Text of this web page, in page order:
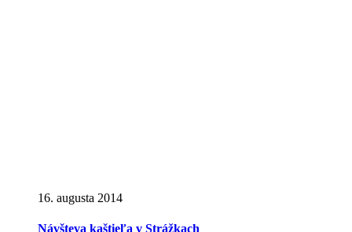
16. augusta 2014
Návšteva kaštieľa v Strážkach